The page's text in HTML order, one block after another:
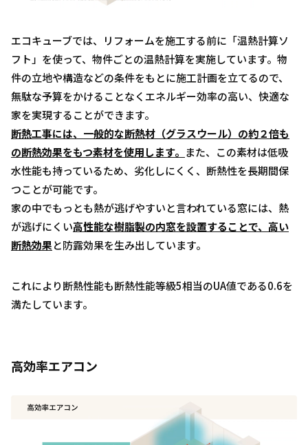
エコキューブでは、リフォームを施工する前に「温熱計算ソ
フト」を使って、物件ごとの温熱計算を実施しています。物
件の⽴地や構造などの条件をもとに施工計画を立てるので、
無駄な予算をかけることなくエネルギー効率の高い、快適な
家を実現することができます。
断熱工事には、一般的な断熱材（グラスウール）の約２倍も
の断熱効果をもつ素材を使用します。 また、この素材は低吸
水性能も持っているため、劣化しにくく、断熱性を長期間保
つことが可能です。
家の中でもっとも熱が逃げやすいと言われている窓には、熱
が逃げにくい高性能な樹脂製の内窓を設置することで、高い
断熱効果と防露効果を生み出しています。
これにより断熱性能も断熱性能等級5相当のUA値である0.6を
満たしています。
高効率エアコン